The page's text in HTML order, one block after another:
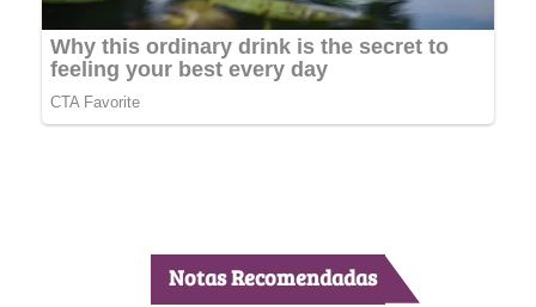
Notas Recomendadas